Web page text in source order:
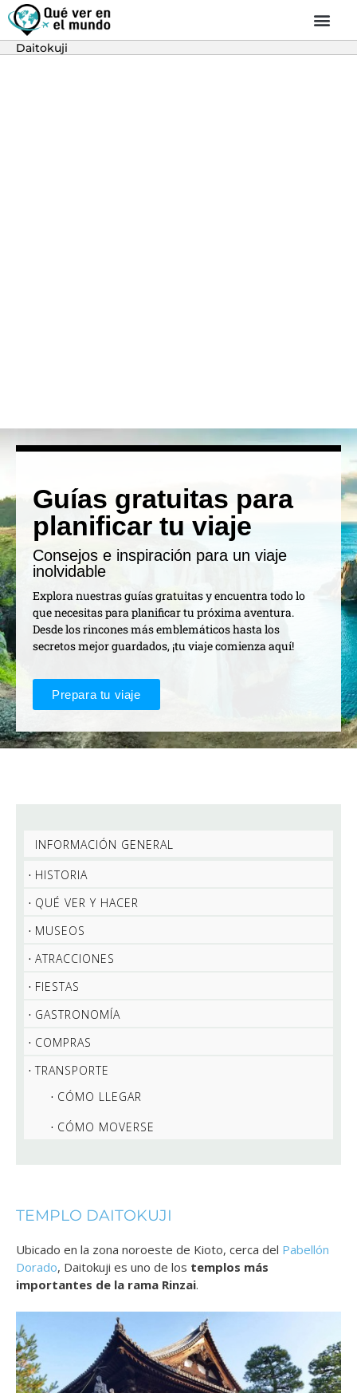
Daitokuji
Guías gratuitas para
planificar tu viaje
Consejos e inspiración para un viaje
inolvidable
Explora nuestras guías gratuitas y encuentra todo lo
que necesitas para planificar tu próxima aventura.
Desde los rincones más emblemáticos hasta los
secretos mejor guardados, ¡tu viaje comienza aquí!
Prepara tu viaje
INFORMACIÓN GENERAL
HISTORIA
QUÉ VER Y HACER
MUSEOS
ATRACCIONES
FIESTAS
GASTRONOMÍA
COMPRAS
TRANSPORTE
CÓMO LLEGAR
CÓMO MOVERSE
TEMPLO DAITOKUJI
Ubicado en la zona noroeste de Kioto, cerca del Pabellón
Dorado, Daitokuji es uno de los templos más
importantes de la rama Rinzai.